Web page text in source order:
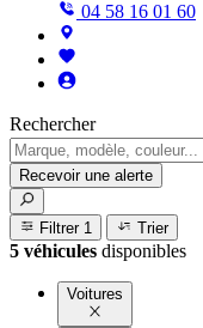
04 58 16 01 60
Rechercher
Recevoir une alerte
Filtrer 1 Trier
5 véhicules disponibles
Voitures